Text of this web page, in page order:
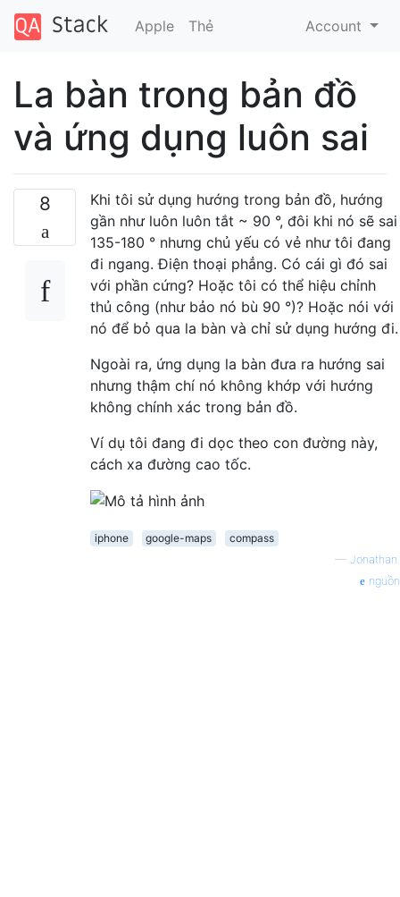
Apple Thẻ Account
La bàn trong bản đồ
và ứng dụng luôn sai
8
Khi tôi sử dụng hướng trong bản đồ, hướng
gần như luôn luôn tắt ~ 90 °, đôi khi nó sẽ sai
135-180 ° nhưng chủ yếu có vẻ như tôi đang
đi ngang. Điện thoại phẳng. Có cái gì đó sai
với phần cứng? Hoặc tôi có thể hiệu chỉnh
thủ công (như bảo nó bù 90 °)? Hoặc nói với
nó để bỏ qua la bàn và chỉ sử dụng hướng đi.
Ngoài ra, ứng dụng la bàn đưa ra hướng sai
nhưng thậm chí nó không khớp với hướng
không chính xác trong bản đồ.
Ví dụ tôi đang đi dọc theo con đường này,
cách xa đường cao tốc.
iphone google-maps
compass
— Jonathan.
nguồn